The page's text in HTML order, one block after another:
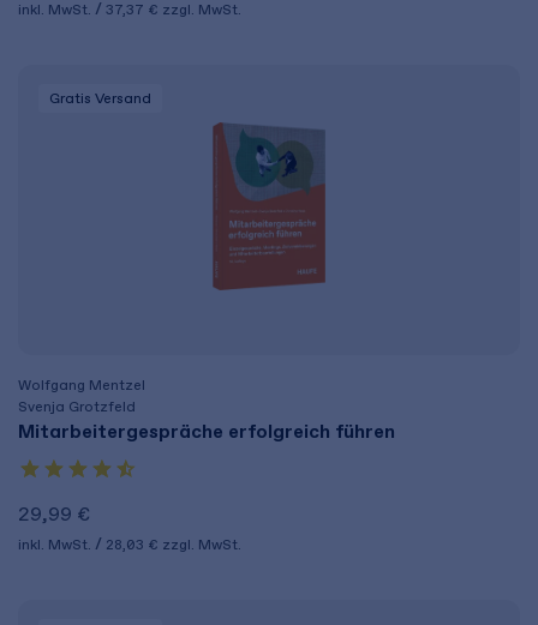
inkl. MwSt. 37,37 € zzgl. MwSt.
Gratis Versand
Wolfgang Mentzel
Svenja Grotzfeld
Mitarbeitergespräche erfolgreich führen
29,99 €
inkl. MwSt. 28,03 € zzgl. MwSt.